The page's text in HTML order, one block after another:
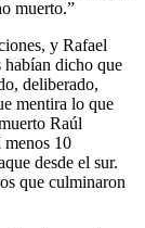
muerto.”
y Rafael
habían dicho que
deliberado,
mentira lo que
Raúl
menos 10
desde el sur.
que culminaron